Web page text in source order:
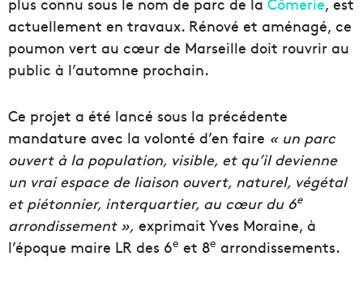
actuellement en travaux. Rénové et aménagé, ce
poumon vert au cœur de Marseille doit rouvrir au
public à l’automne prochain.
Ce projet a été lancé sous la précédente
mandature avec la volonté d’en faire « un parc
ouvert à la population, visible, et qu’il devienne
un vrai espace de liaison ouvert, naturel, végétal
et piétonnier, interquartier, au cœur du 6e
arrondissement », exprimait Yves Moraine, à
l’époque maire LR des 6e et 8e arrondissements.